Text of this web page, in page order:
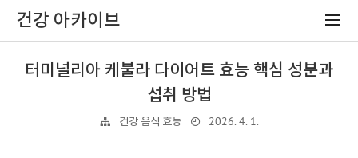
건강 아카이브
터미널리아 케불라 다이어트 효능 핵심 성분과
섭취 방법
건강 음식 효능 2026. 4. 1.